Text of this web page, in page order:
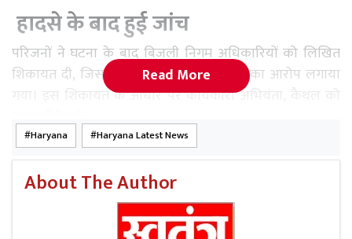
हादसे के बाद हुई जांच
परिजनों ने घटना के बाद बिजली निगम अधिकारियों को लिखित
शिकायत दी, जिसमें कर्मचारियों पर लापरवाही का आरोप लगाया
गया। इस शिकायत के आधार पर कार्यकारी अभियंता, कैथल को
जांच में तीन कर्मचारियों की स्पष्ट जिम्मेदारी तय होने पर अधीक्षक
अभियंता ने कार्रवाई करते हुए लाइनमैन अशोक कुमार, सहायक
अनिल और पवन को सस्पेंड कर दिया।
Read More
Haryana Haryana Latest News
About The Author